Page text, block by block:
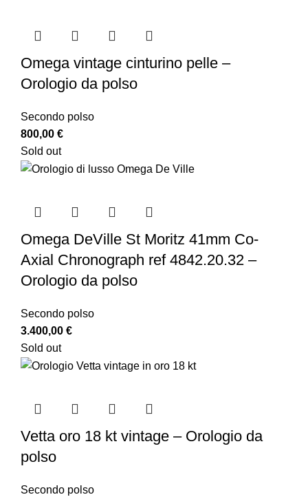
Omega vintage cinturino pelle –
Orologio da polso
Secondo polso
800,00 €
Sold out
Omega DeVille St Moritz 41mm Co-
Axial Chronograph ref 4842.20.32 –
Orologio da polso
Secondo polso
3.400,00 €
Sold out
Vetta oro 18 kt vintage – Orologio da
polso
Secondo polso